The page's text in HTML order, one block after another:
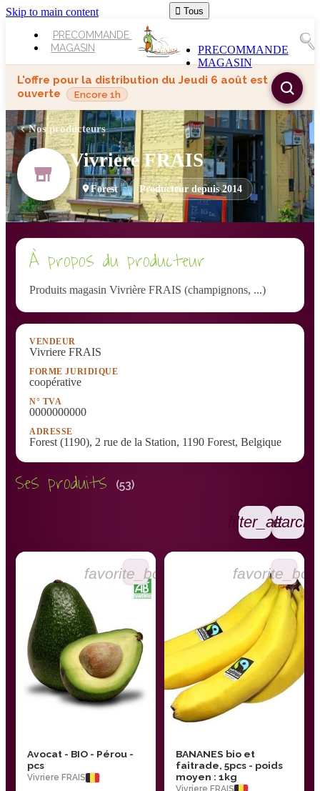
Skip to main content
PRECOMMANDE
MAGASIN
 Tous
PRECOMMANDE
MAGASIN
L'offre pour la distribution du Jeudi 6 août est
ouverte
Encore 1h
Nos producteurs
Vivriere FRAIS
Forest Producteur depuis 2014
À propos du producteur
Produits magasin Vivrière FRAIS (champignons, ...)
VENDEUR
Vivriere FRAIS
FORME JURIDIQUE
coopérative
N° TVA
0000000000
ADRESSE
Forest (1190), 2 rue de la Station, 1190 Forest, Belgique
Ses produits (53)
filter_altsearch
favorite_border
Avocat - BIO - Pérou -
pcs
Vivriere FRAIS
BANANES bio et
faitrade, 5pcs - poids
moyen : 1kg
Vivriere FRAIS